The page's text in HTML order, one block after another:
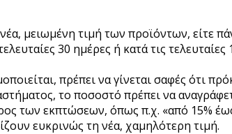
μειωμένη τιμή των προϊόντων, είτε
30 ημέρες ή κατά τις
πρέπει να γίνεται σαφές ότι
το ποσοστό πρέπει να
των εκπτώσεων, όπως π.χ. «από 15%
ευκρινώς τη νέα, χαμηλότερη τιμή.